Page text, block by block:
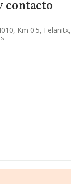
contacto
Km 0 5, Felanitx,